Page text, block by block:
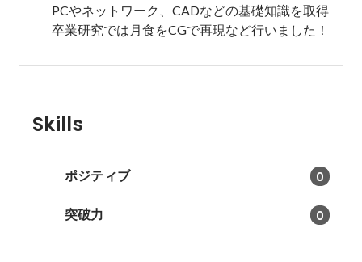
PCやネットワーク、CADなどの基礎知識を取得
卒業研究では月食をCGで再現など行いました！
Skills
ポジティブ 0
突破力 0